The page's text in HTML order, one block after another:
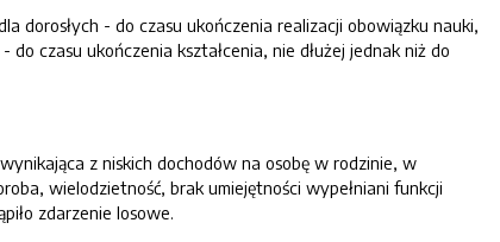
dorosłych - do czasu ukończenia realizacji obowiązku nauki,
czasu ukończenia kształcenia, nie dłużej jednak niż do
z niskich dochodów na osobę w rodzinie, w
wielodzietność, brak umiejętności wypełniani funkcji
zdarzenie losowe.